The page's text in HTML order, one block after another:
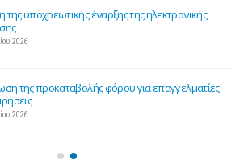
υποχρεωτικής έναρξης της ηλεκτρονικής
2026
της προκαταβολής φόρου για επαγγελματίες
2026